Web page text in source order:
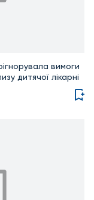
вимоги
дитячої лікарні